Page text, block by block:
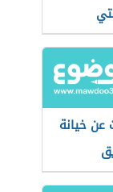
عن خيانة